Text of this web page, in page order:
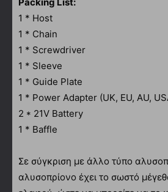
1 * Host
1 * Chain
1 * Screwdriver
1 * Sleeve
1 * Guide Plate
1 * Power Adapter (UK, EU, AU,
2 * 21V Battery
1 * Baffle
Σε σύγκριση με άλλο τύπο
αλυσοπρίονο έχει το σωστό